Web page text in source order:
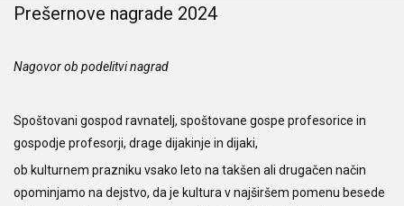
Prešernove nagrade 2024
Nagovor ob podelitvi nagrad
Spoštovani gospod ravnatelj, spoštovane gospe profesorice in
gospodje profesorji, drage dijakinje in dijaki,
ob kulturnem prazniku vsako leto na takšen ali drugačen način
opominjamo na dejstvo, da je kultura v najširšem pomenu besede